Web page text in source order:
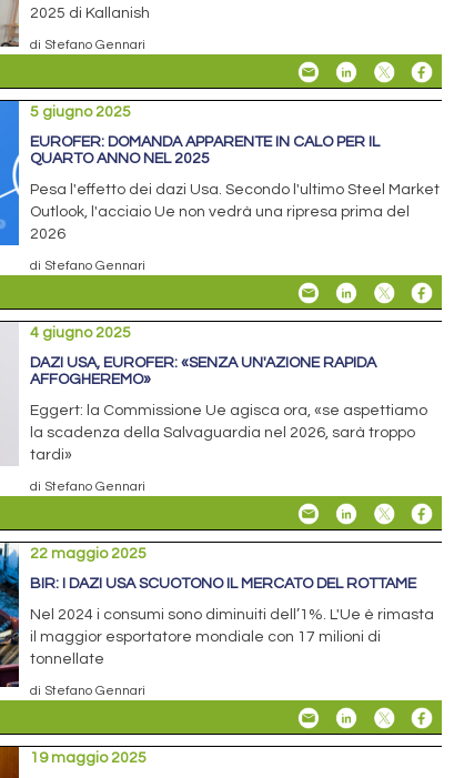
2025 di Kallanish
di Stefano Gennari
5 giugno 2025
EUROFER: DOMANDA APPARENTE IN CALO PER IL
QUARTO ANNO NEL 2025
Pesa l'effetto dei dazi Usa. Secondo l'ultimo Steel Market
Outlook, l'acciaio Ue non vedrà una ripresa prima del
2026
di Stefano Gennari
4 giugno 2025
DAZI USA, EUROFER: «SENZA UN'AZIONE RAPIDA
AFFOGHEREMO»
Eggert: la Commissione Ue agisca ora, «se aspettiamo
la scadenza della Salvaguardia nel 2026, sarà troppo
tardi»
di Stefano Gennari
22 maggio 2025
BIR: I DAZI USA SCUOTONO IL MERCATO DEL ROTTAME
Nel 2024 i consumi sono diminuiti dell’1%. L'Ue è rimasta
il maggior esportatore mondiale con 17 milioni di
tonnellate
di Stefano Gennari
19 maggio 2025